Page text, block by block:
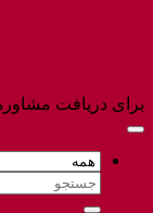
برای دریافت
جستجو